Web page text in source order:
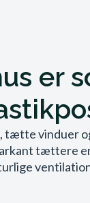
er
tætte vinduer
tættere